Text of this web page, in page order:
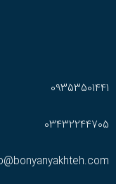
09353501441
03432244705